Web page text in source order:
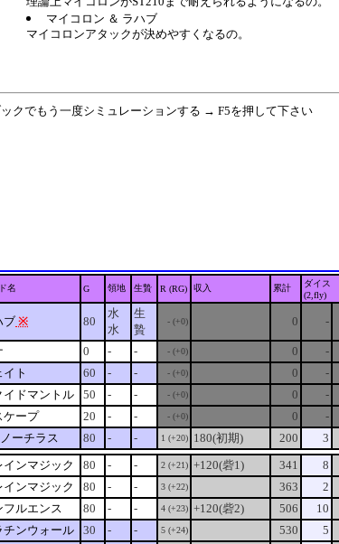
マイコロン ＆ ラハブ
マイコロンアタックが決めやすくなるの。
クでもう一度シミュレーションする → F5を押して下さい
名 G 領地 生贄 R (RG) 収入 累計
ダイス
(2,fly)
ブ ※ 80
水
水
生
贄
- (+0) 0 -
0 - - - (+0) 0 -
イト 60 - - - (+0) 0 -
イドマントル 50 - - - (+0) 0 -
ケープ 20 - - - (+0) 0 -
ーチラス 80 - - 1 (+20) 180(初期) 200 3
インマジック 80 - - 2 (+21) +120(砦1) 341 8
インマジック 80 - - 3 (+22) 363 2
フルエンス 80 - - 4 (+23) +120(砦2) 506 10
チンウォール 30 - - 5 (+24) 530 5